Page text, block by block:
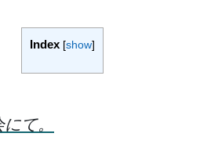
Index [show]
て。